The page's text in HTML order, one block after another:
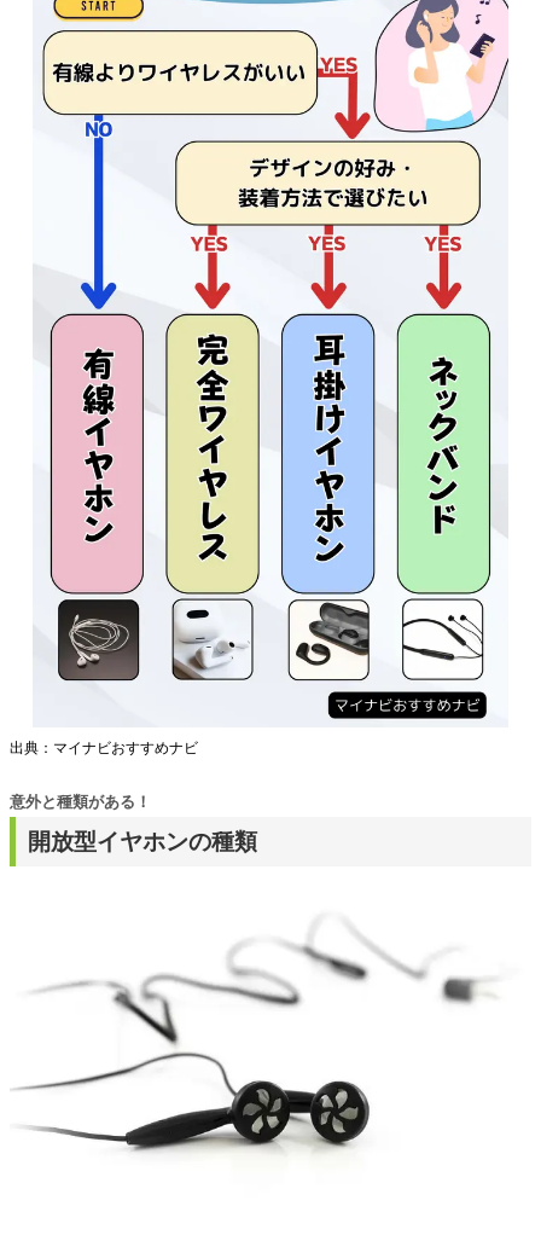
出典：マイナビおすすめナビ
開放型イヤホンの種類
意外と種類がある！